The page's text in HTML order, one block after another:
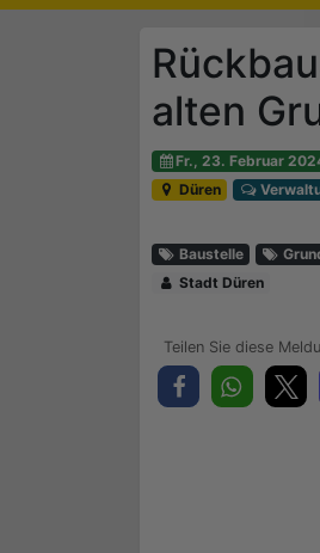
alten
Fr., 23. Februar
Düren
Baustelle
Stadt Düren